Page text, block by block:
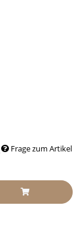
Frage zum Artikel